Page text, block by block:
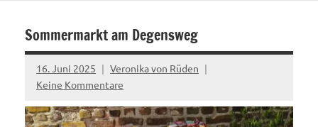
Sommermarkt am Degensweg
16. Juni 2025
Veronika von Rüden
Keine Kommentare